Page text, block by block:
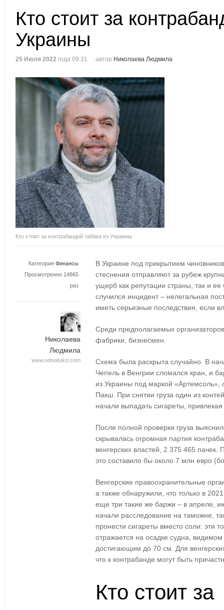
Кто стоит за
Украины
25 Июля 2022 года 09:31 автор Николаева Людмила
Кто стоит за контрабандой табака из Украины
Категория Финансы
Просмотренно 14865
раз
Николаева
Людмила
www.odnoboko.com
В Украине под прикрытием
стеснения отправляют за рубеж
ущерб как репутации страны, так и
случился инцидент – нелегальная
иметь серьезные последствия, если
Среди предполагаемых
фабрики, бизнесмен.
Схема была раскрыта случайно. В
Чепель в Венгрии сломался кран, и
из Украины под маркой «Артемсоль»,
Пакш. При снятии груза один из
начали выпадать сигареты,
После полной проверки груза
скрывалась огромная партия
венгерских властей, 2 375 465
это составило бы около 7 млн евро
Венгерские правоохранительные
а также обнаружили, что только в
еще три такие же баржи – в апреле,
начали расследование на таможне,
пронести сигареты вместо соли: эти
отражается на осадке судна,
достигающим до 70 см. Для
что к контрабанде могут быть
Кто стоит за